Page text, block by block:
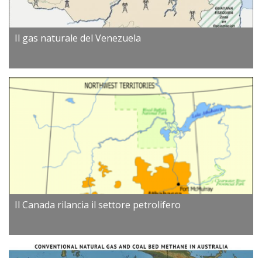
Il gas naturale del Venezuela
Il Canada rilancia il settore petrolifero